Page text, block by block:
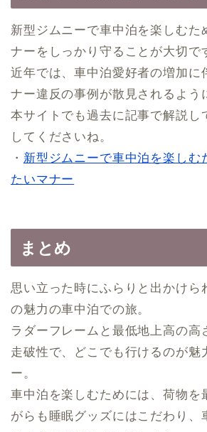
新型ジムニーで車中泊を楽しむた
ナーをしっかり守ることが大切で
近年では、車中泊愛好者の増加に
ナー違反の事例が散見されるよう
本サイトでも過去に記事で解説し
してくださいね。
・ 新型ジムニーで車中泊を楽しむ
たいマナー
まとめ
思い立った時にふらりと出かけら
の魅力の車中泊での旅。
ラダーフレームと最低地上高の高
走破性で、どこでも行けるのが魅
ー。
車中泊を楽しむためには、荷物を
がらも睡眠グッズにはこだわり、